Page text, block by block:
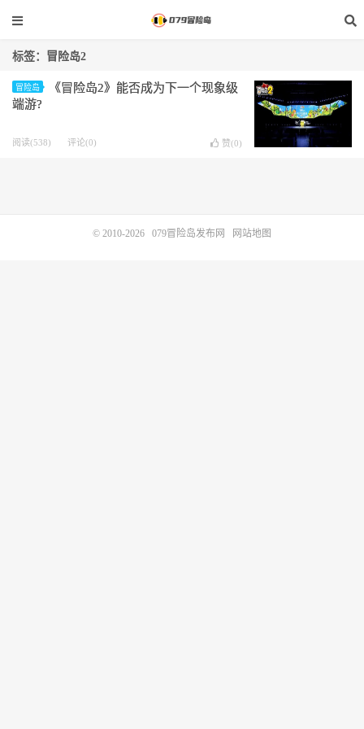
标签：冒险岛2
冒险岛
《冒险岛2》能否成为下一个现象级
端游?
阅读(538) 评论(0) 赞(0)
© 2010-2026 079冒险岛发布网 网站地图